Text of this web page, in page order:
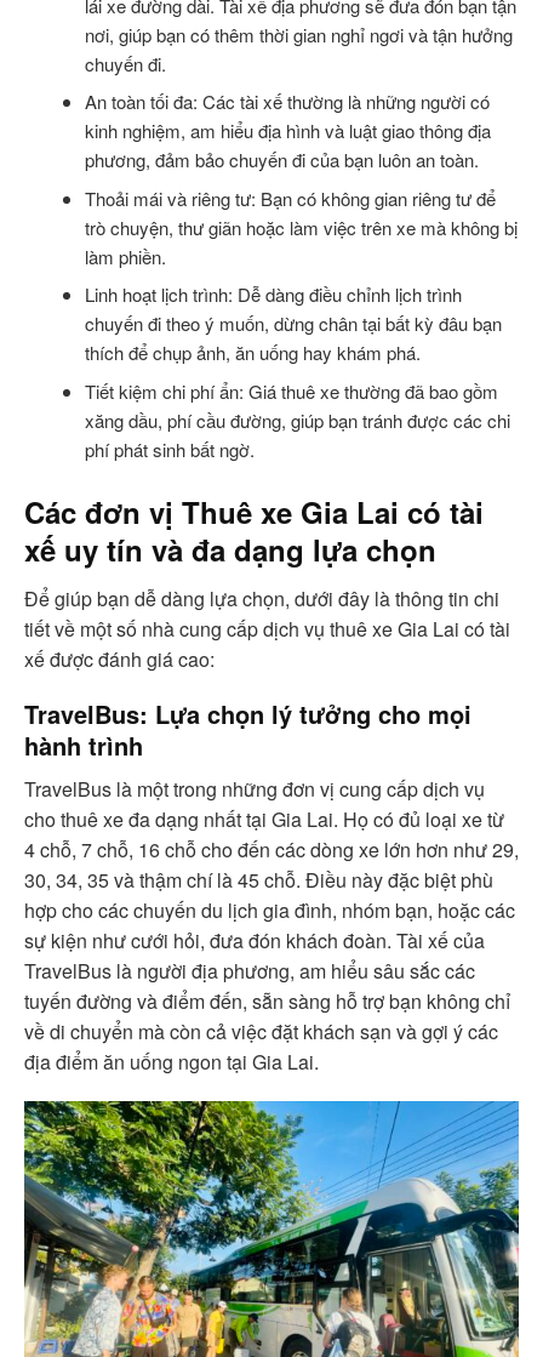
lái xe đường dài. Tài xế địa phương sẽ đưa đón bạn tận
nơi, giúp bạn có thêm thời gian nghỉ ngơi và tận hưởng
chuyến đi.
An toàn tối đa: Các tài xế thường là những người có
kinh nghiệm, am hiểu địa hình và luật giao thông địa
phương, đảm bảo chuyến đi của bạn luôn an toàn.
Thoải mái và riêng tư: Bạn có không gian riêng tư để
trò chuyện, thư giãn hoặc làm việc trên xe mà không bị
làm phiền.
Linh hoạt lịch trình: Dễ dàng điều chỉnh lịch trình
chuyến đi theo ý muốn, dừng chân tại bất kỳ đâu bạn
thích để chụp ảnh, ăn uống hay khám phá.
Tiết kiệm chi phí ẩn: Giá thuê xe thường đã bao gồm
xăng dầu, phí cầu đường, giúp bạn tránh được các chi
phí phát sinh bất ngờ.
Các đơn vị Thuê xe Gia Lai có tài
xế uy tín và đa dạng lựa chọn
Để giúp bạn dễ dàng lựa chọn, dưới đây là thông tin chi
tiết về một số nhà cung cấp dịch vụ thuê xe Gia Lai có tài
xế được đánh giá cao:
TravelBus: Lựa chọn lý tưởng cho mọi
hành trình
TravelBus là một trong những đơn vị cung cấp dịch vụ
cho thuê xe đa dạng nhất tại Gia Lai. Họ có đủ loại xe từ
4 chỗ, 7 chỗ, 16 chỗ cho đến các dòng xe lớn hơn như 29,
30, 34, 35 và thậm chí là 45 chỗ. Điều này đặc biệt phù
hợp cho các chuyến du lịch gia đình, nhóm bạn, hoặc các
sự kiện như cưới hỏi, đưa đón khách đoàn. Tài xế của
TravelBus là người địa phương, am hiểu sâu sắc các
tuyến đường và điểm đến, sẵn sàng hỗ trợ bạn không chỉ
về di chuyển mà còn cả việc đặt khách sạn và gợi ý các
địa điểm ăn uống ngon tại Gia Lai.